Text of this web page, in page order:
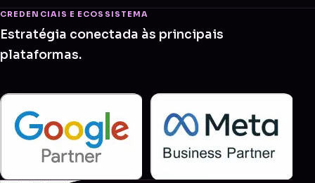
CREDENCIAIS E ECOSSISTEMA
Estratégia conectada às principais
plataformas.